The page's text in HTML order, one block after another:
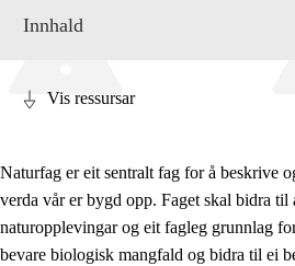
Innhald
Fagrelevans og sentrale verdiar
Kjerneelement
Vis ressursar
Naturfag er eit sentralt fag for å beskrive
verda vår er bygd opp. Faget skal bidra til
naturopplevingar og eit fagleg grunnlag
bevare biologisk mangfald og bidra til ei